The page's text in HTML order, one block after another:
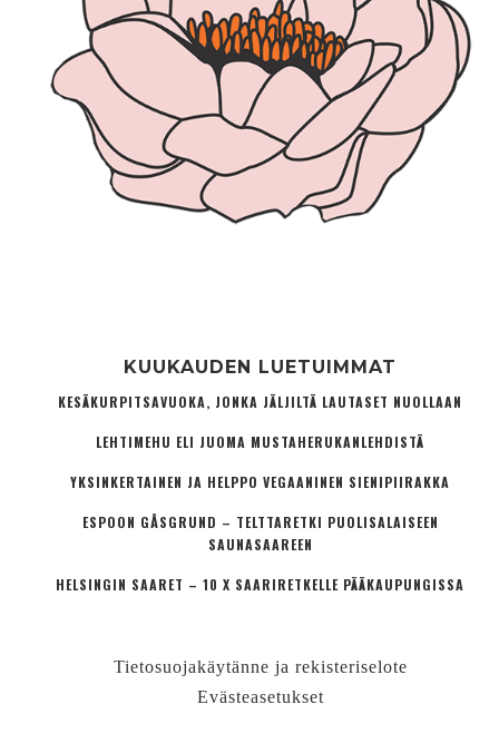
KUUKAUDEN LUETUIMMAT
KESÄKURPITSAVUOKA, JONKA JÄLJILTÄ LAUTASET NUOLLAAN
LEHTIMEHU ELI JUOMA MUSTAHERUKANLEHDISTÄ
YKSINKERTAINEN JA HELPPO VEGAANINEN SIENIPIIRAKKA
ESPOON GÅSGRUND – TELTTARETKI PUOLISALAISEEN
SAUNASAAREEN
HELSINGIN SAARET – 10 X SAARIRETKELLE PÄÄKAUPUNGISSA
Tietosuojakäytänne ja rekisteriselote
Evästeasetukset